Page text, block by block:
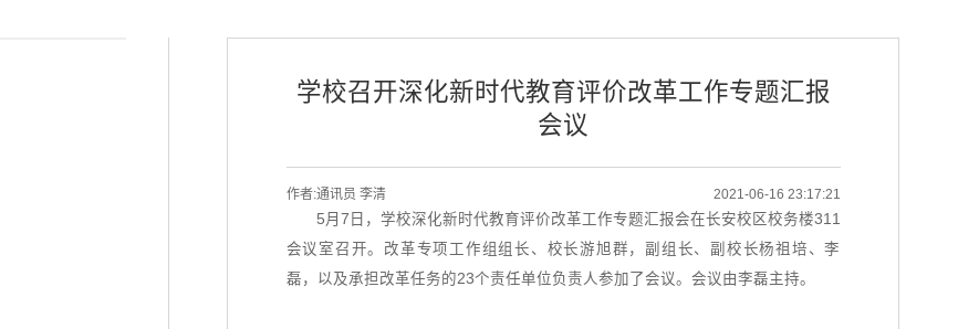
学校召开深化新时代教育评价改革工作专题汇报
会议
作者:通讯员 李清 2021-06-16 23:17:21
5月7日，学校深化新时代教育评价改革工作专题汇报会在长安校区校务楼311
会议室召开。改革专项工作组组长、校长游旭群，副组长、副校长杨祖培、李
磊，以及承担改革任务的23个责任单位负责人参加了会议。会议由李磊主持。